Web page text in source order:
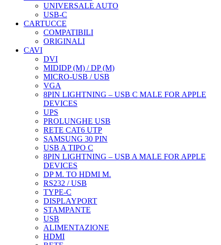
UNIVERSALE AUTO
USB-C
CARTUCCE
COMPATIBILI
ORIGINALI
CAVI
DVI
MIDIDP (M) / DP (M)
MICRO-USB / USB
VGA
8PIN LIGHTNING – USB C MALE FOR APPLE
DEVICES
UPS
PROLUNGHE USB
RETE CAT6 UTP
SAMSUNG 30 PIN
USB A TIPO C
8PIN LIGHTNING – USB A MALE FOR APPLE
DEVICES
DP M. TO HDMI M.
RS232 / USB
TYPE-C
DISPLAYPORT
STAMPANTE
USB
ALIMENTAZIONE
HDMI